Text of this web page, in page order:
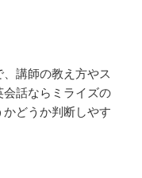
講師の教え方やス
話ならミライズの
どうか判断しやす